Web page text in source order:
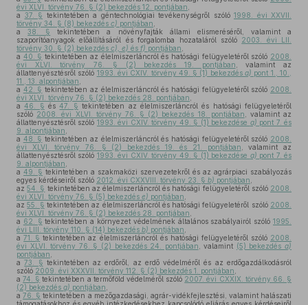
évi XLVI. törvény 76. § (2) bekezdés 12. pontjában
a 37. § tekintetében a géntechnológiai tevékenységről szóló 1998. évi XXVII.
törvény 34. § (8) bekezdés c) pontjában
a38. §
tekintetében a növényfajták állami elismeréséről, valamint a
szaporítóanyagok előállításáról és forgalomba hozataláról szóló 2003. évi LII.
törvény 30. § (2) bekezdés c), e) és f) pontjában
a 40. § tekintetében az élelmiszerláncról és hatósági felügyeletéről szóló 2008.
évi XLVI. törvény 76. § (2) bekezdés 19. pontjában , valamint az
állattenyésztésről szóló 1993. évi CXIV. törvény 49. § (1) bekezdésa) pont 1., 10.,
11., 13. alpontjában
a 42. § tekintetében az élelmiszerláncról és hatósági felügyeletéről szóló 2008.
évi XLVI. törvény 76. § (2) bekezdés 28. pontjában
a46. § és47. § tekintetében az élelmiszerláncról és hatósági felügyeletéről
szóló 2008. évi XLVI. törvény 76. § (2) bekezdés 18. pontjában , valamint az
állattenyésztésről szóló 1993. évi CXIV. törvény 49. § (1) bekezdése a) pont 7. és
9. alpontjában
a 48. § tekintetében az élelmiszerláncról és hatósági felügyeletéről szóló 2008.
évi XLVI. törvény 76. § (2) bekezdés 19. és 21. pontjában , valamint az
állattenyésztésről szóló 1993. évi CXIV. törvény 49. § (1) bekezdése a) pont 7. és
9. alpontjában
a 49. § tekintetében a szakmaközi szervezetekről és az agrárpiaci szabályozás
egyes kérdéseiről szóló 2012. évi CXXVIII. törvény 23. § b) pontjában
az54. § tekintetében az élelmiszerláncról és hatósági felügyeletéről szóló 2008.
évi XLVI. törvény 76. § (5) bekezdés e) pontjában
az55. § tekintetében az élelmiszerláncról és hatósági felügyeletéről szóló 2008.
évi XLVI. törvény 76. § (2) bekezdés 28. pontjában
a 62. § tekintetében a környezet védelmének általános szabályairól szóló1995.
évi LIII. törvény 110. § (14) bekezdés b) pontjában
a71. § tekintetében az élelmiszerláncról és hatósági felügyeletéről szóló 2008.
évi XLVI. törvény 76. § (2) bekezdés 24. pontjában , valamint (5) bekezdésa)
pontjában
a73. § tekintetében az erdőről, az erdő védelméről és az erdőgazdálkodásról
szóló 2009. évi XXXVII. törvény 112. § (2) bekezdés 1. pontjában
a74. § tekintetében a termőföld védelméről szóló 2007. évi CXXIX. törvény 66. §
(2) bekezdés g) pontjában
a76. § tekintetében a mezőgazdasági, agrár-vidékfejlesztési, valamint halászati